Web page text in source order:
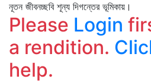
নূতন জীবনচ্ছবি শূন্য দিগন্তের ভূমিকায়।
Please Login
a rendition.
help.